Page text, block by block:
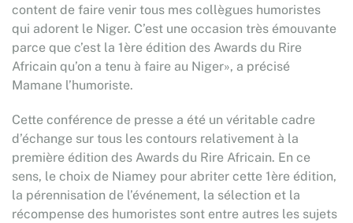
content de faire venir tous mes collègues humoristes
qui adorent le Niger. C’est une occasion très émouvante
parce que c’est la 1ère édition des Awards du Rire
Africain qu’on a tenu à faire au Niger», a précisé
Mamane l’humoriste.
Cette conférence de presse a été un véritable cadre
d’échange sur tous les contours relativement à la
première édition des Awards du Rire Africain. En ce
sens, le choix de Niamey pour abriter cette 1ère édition,
la pérennisation de l’événement, la sélection et la
récompense des humoristes sont entre autres les sujets